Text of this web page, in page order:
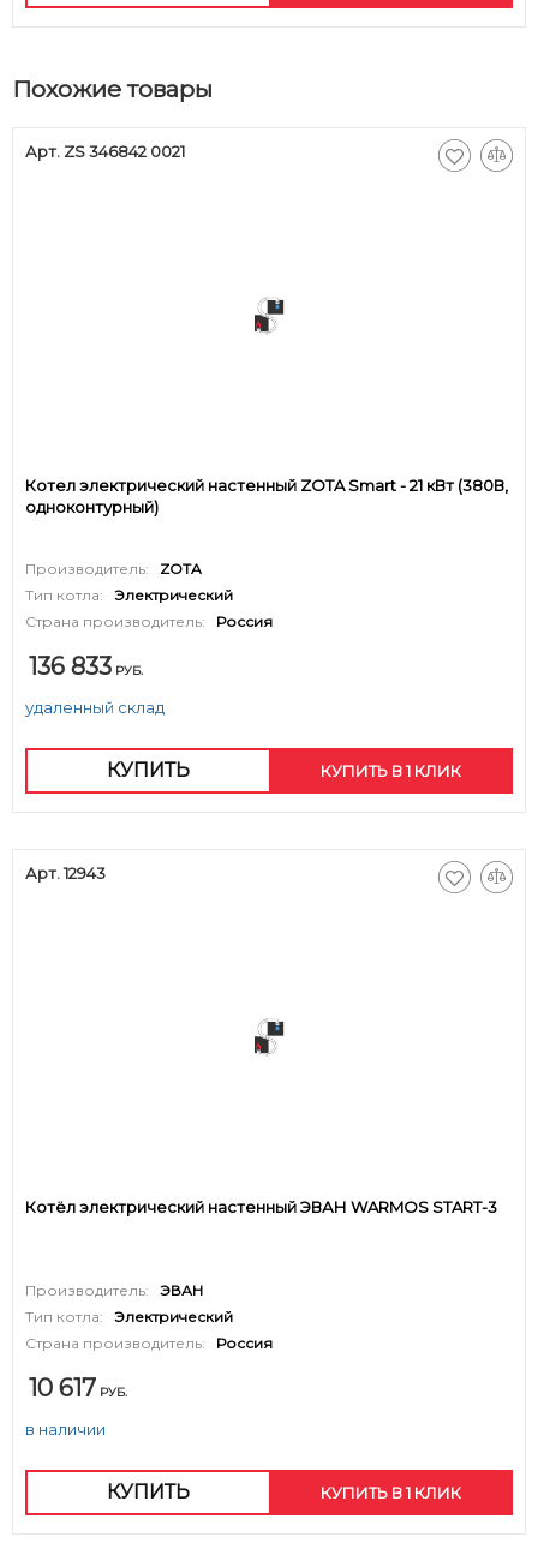
Похожие товары
Арт. ZS 346842 0021
Котел электрический настенный ZOTA Smart - 21 кВт (380В,
одноконтурный)
Производитель:
ZOTA
Тип котла:
Электрический
Страна производитель:
Россия
136 833 РУБ.
удаленный склад
КУПИТЬ КУПИТЬ В 1 КЛИК
Арт. 12943
Котёл электрический настенный ЭВАН WARMOS START-3
Производитель:
ЭВАН
Тип котла:
Электрический
Страна производитель:
Россия
10 617 РУБ.
в наличии
КУПИТЬ КУПИТЬ В 1 КЛИК